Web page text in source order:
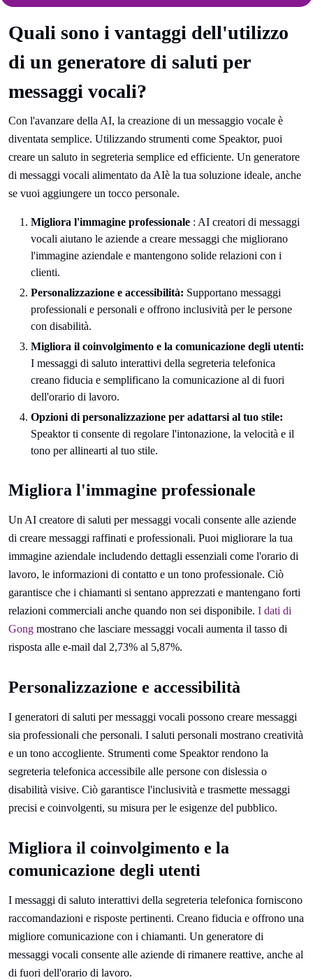
Quali sono i vantaggi dell'utilizzo
di un generatore di saluti per
messaggi vocali?
Con l'avanzare della AI, la creazione di un messaggio vocale è
diventata semplice. Utilizzando strumenti come Speaktor, puoi
creare un saluto in segreteria semplice ed efficiente. Un generatore
di messaggi vocali alimentato da AIè la tua soluzione ideale, anche
se vuoi aggiungere un tocco personale.
Migliora l'immagine professionale : AI creatori di messaggi
vocali aiutano le aziende a creare messaggi che migliorano
l'immagine aziendale e mantengono solide relazioni con i
clienti.
Personalizzazione e accessibilità: Supportano messaggi
professionali e personali e offrono inclusività per le persone
con disabilità.
Migliora il coinvolgimento e la comunicazione degli utenti:
I messaggi di saluto interattivi della segreteria telefonica
creano fiducia e semplificano la comunicazione al di fuori
dell'orario di lavoro.
Opzioni di personalizzazione per adattarsi al tuo stile:
Speaktor ti consente di regolare l'intonazione, la velocità e il
tono per allinearti al tuo stile.
Migliora l'immagine professionale
Un AI creatore di saluti per messaggi vocali consente alle aziende
di creare messaggi raffinati e professionali. Puoi migliorare la tua
immagine aziendale includendo dettagli essenziali come l'orario di
lavoro, le informazioni di contatto e un tono professionale. Ciò
garantisce che i chiamanti si sentano apprezzati e mantengano forti
relazioni commerciali anche quando non sei disponibile. I dati di
Gong mostrano che lasciare messaggi vocali aumenta il tasso di
risposta alle e-mail dal 2,73% al 5,87%.
Personalizzazione e accessibilità
I generatori di saluti per messaggi vocali possono creare messaggi
sia professionali che personali. I saluti personali mostrano creatività
e un tono accogliente. Strumenti come Speaktor rendono la
segreteria telefonica accessibile alle persone con dislessia o
disabilità visive. Ciò garantisce l'inclusività e trasmette messaggi
precisi e coinvolgenti, su misura per le esigenze del pubblico.
Migliora il coinvolgimento e la
comunicazione degli utenti
I messaggi di saluto interattivi della segreteria telefonica forniscono
raccomandazioni e risposte pertinenti. Creano fiducia e offrono una
migliore comunicazione con i chiamanti. Un generatore di
messaggi vocali consente alle aziende di rimanere reattive, anche al
di fuori dell'orario di lavoro.